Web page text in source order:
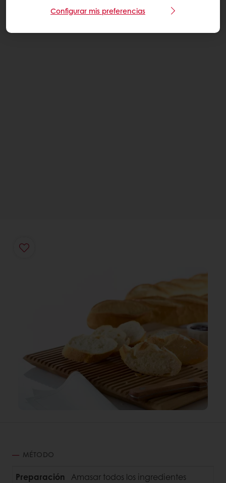
MÉTODO
Preparación
Amasar todos los ingredientes
Configurar mis preferencias